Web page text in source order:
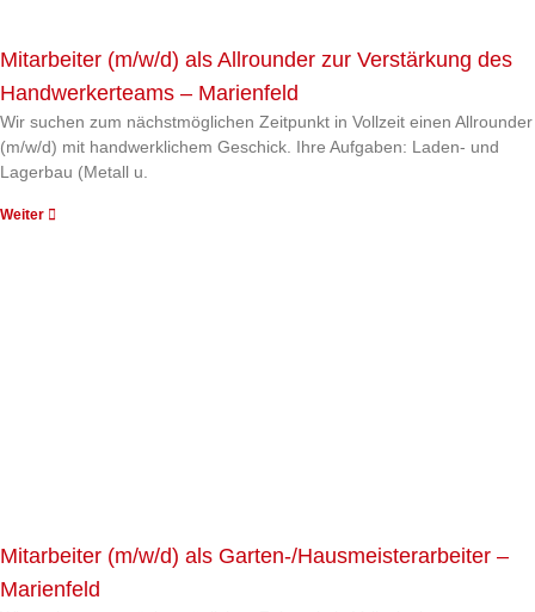
Mitarbeiter (m/w/d) als Allrounder zur Verstärkung des
Handwerkerteams – Marienfeld
Wir suchen zum nächstmöglichen Zeitpunkt in Vollzeit einen Allrounder
(m/w/d) mit handwerklichem Geschick. Ihre Aufgaben: Laden- und
Lagerbau (Metall u.
Weiter
Mitarbeiter (m/w/d) als Garten-/Hausmeisterarbeiter –
Marienfeld